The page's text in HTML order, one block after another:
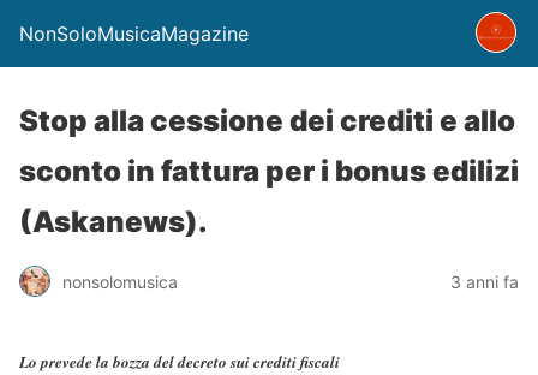
NonSoloMusicaMagazine
Stop alla cessione dei crediti e allo
sconto in fattura per i bonus edilizi
(Askanews).
nonsolomusica 3 anni fa
Lo prevede la bozza del decreto sui crediti fiscali